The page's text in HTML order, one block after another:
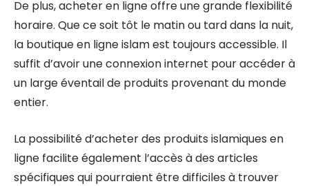
De plus, acheter en ligne offre une grande flexibilité
horaire. Que ce soit tôt le matin ou tard dans la nuit,
la boutique en ligne islam est toujours accessible. Il
suffit d’avoir une connexion internet pour accéder à
un large éventail de produits provenant du monde
entier.
La possibilité d’acheter des produits islamiques en
ligne facilite également l’accès à des articles
spécifiques qui pourraient être difficiles à trouver